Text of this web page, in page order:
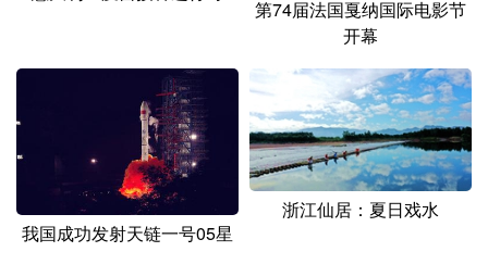
Русский язык 日本語 한국어
Português
第74届法国戛纳国际电影节
开幕
我国成功发射天链一号05星
浙江仙居：夏日戏水